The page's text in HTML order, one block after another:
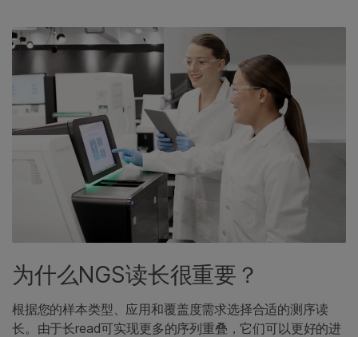
为什么NGS读长很重要？
根据您的样本类型、应用和覆盖度需求选择合适的测序读
长。由于长read可实现更多的序列重叠，它们可以更好的进